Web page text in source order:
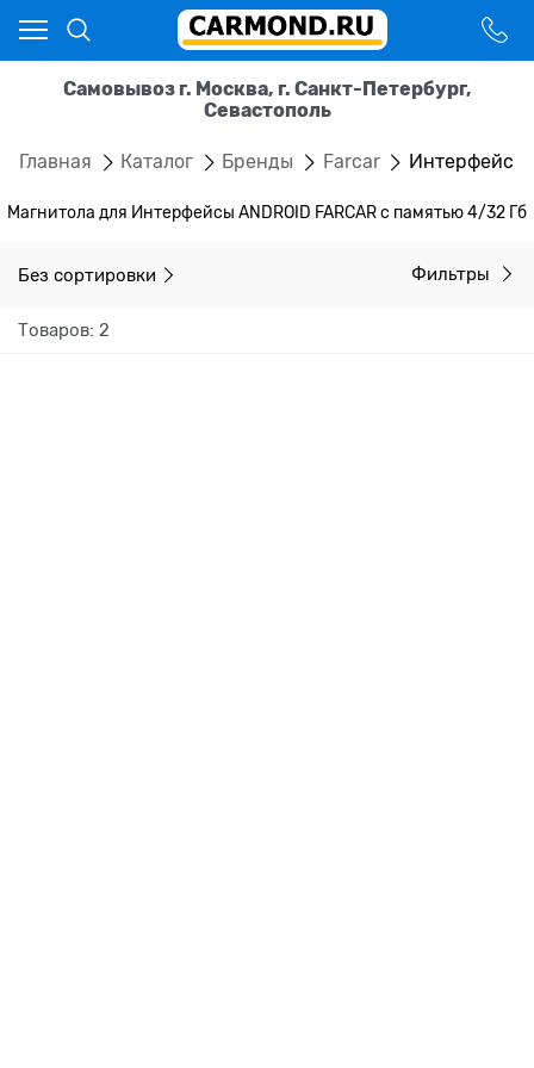
Самовывоз г. Москва, г. Санкт-Петербург,
Севастополь
Главная Каталог Бренды Farcar Интерфейсы
Магнитола для Интерфейсы ANDROID FARCAR с памятью 4/32 Гб
Без сортировки Фильтры
Товаров: 2